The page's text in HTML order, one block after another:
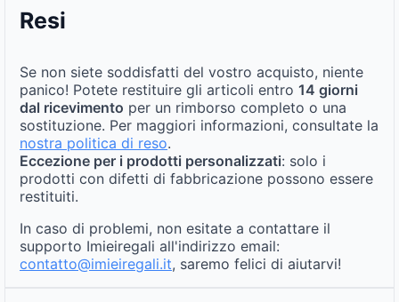
Resi
Se non siete soddisfatti del vostro acquisto, niente
panico! Potete restituire gli articoli entro 14 giorni
dal ricevimento per un rimborso completo o una
sostituzione. Per maggiori informazioni, consultate la
nostra politica di reso.
Eccezione per i prodotti personalizzati: solo i
prodotti con difetti di fabbricazione possono essere
restituiti.
In caso di problemi, non esitate a contattare il
supporto Imieiregali all'indirizzo email:
contatto@imieiregali.it, saremo felici di aiutarvi!